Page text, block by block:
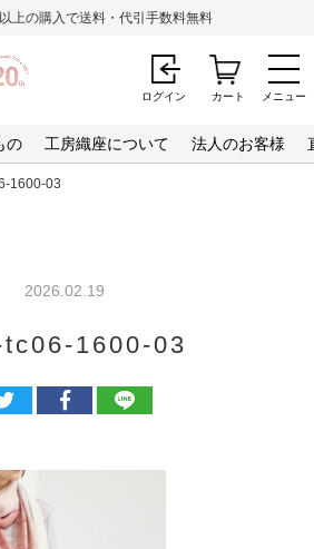
メニュー
上の購入で送料・代引手数料無料
の 工房織座について 法人のお客様
ログイン カート
1600-03
2026.02.19
1600-03